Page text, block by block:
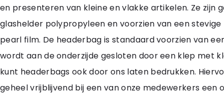
en presenteren van kleine en vlakke artikelen. Ze zijn
glashelder polypropyleen en voorzien van een
pearl film. De headerbag is standaard voorzien van
wordt aan de onderzijde gesloten door een klep met
kunt headerbags ook door ons laten bedrukken.
geheel vrijblijvend bij een van onze medewerkers een